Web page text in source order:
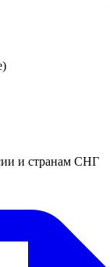
и странам СНГ